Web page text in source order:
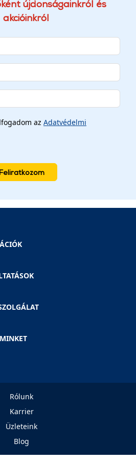
újdonságainkról és
akcióinkról
az Adatvédelmi
Rólunk
Karrier
Üzleteink
Blog